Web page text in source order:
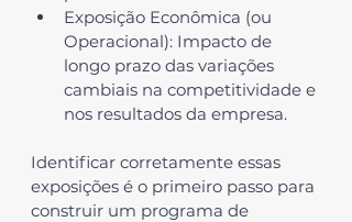
Exposição Econômica (ou
Operacional): Impacto de
longo prazo das variações
cambiais na competitividade e
nos resultados da empresa.
Identificar corretamente essas
exposições é o primeiro passo para
construir um programa de